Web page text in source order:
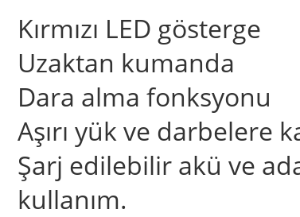
Kırmızı LED gösterge
Uzaktan kumanda
Dara alma fonksyonu
Aşırı yük ve darbelere
Şarj edilebilir akü ve
kullanım.